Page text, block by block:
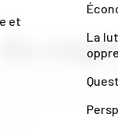
à offrir aux
possible